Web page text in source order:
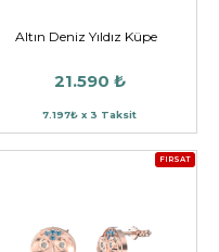
Altın Deniz Yıldız Küpe
21.590 ₺
7.197₺ x 3 Taksit
FIRSAT